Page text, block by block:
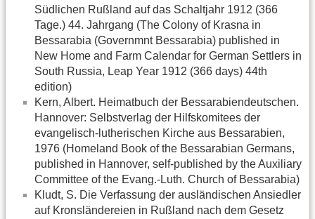
Südlichen Rußland auf das Schaltjahr 1912 (366
Tage.) 44. Jahrgang (The Colony of Krasna in
Bessarabia (Governmnt Bessarabia) published in
New Home and Farm Calendar for German Settlers in
South Russia, Leap Year 1912 (366 days) 44th
edition)
Kern, Albert. Heimatbuch der Bessarabiendeutschen.
Hannover: Selbstverlag der Hilfskomitees der
evangelisch-lutherischen Kirche aus Bessarabien,
1976 (Homeland Book of the Bessarabian Germans,
published in Hannover, self-published by the Auxiliary
Committee of the Evang.-Luth. Church of Bessarabia)
Kludt, S. Die Verfassung der ausländischen Ansiedler
auf Kronsländereien in Rußland nach dem Gesetz